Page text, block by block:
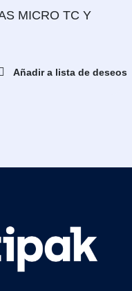
MICRO TC Y
Añadir a lista de deseos